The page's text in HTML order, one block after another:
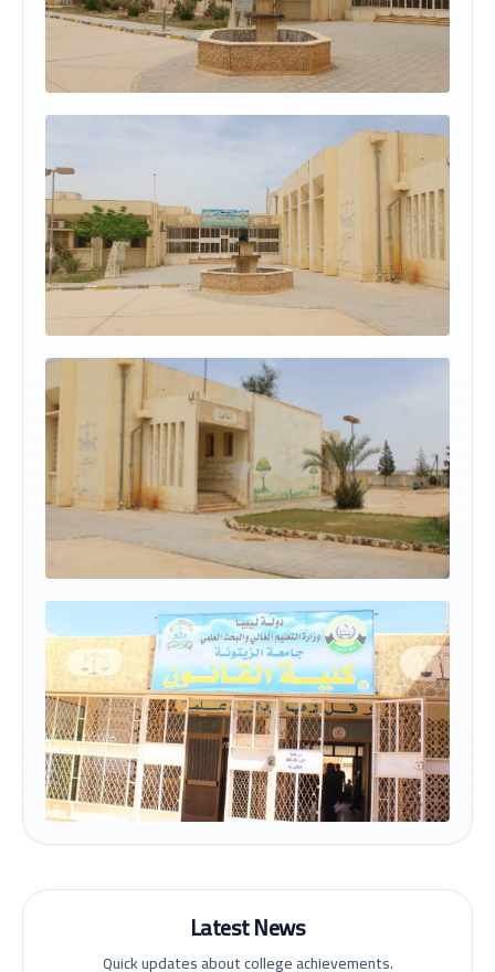
Latest News
Quick updates about college achievements.